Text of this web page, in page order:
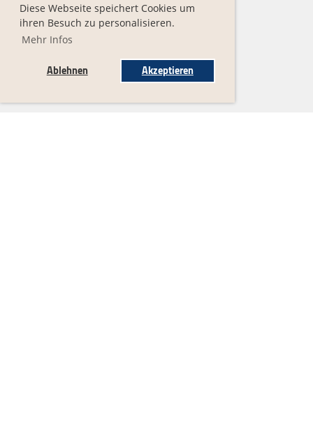
Diese Webseite speichert Cookies um
ihren Besuch zu personalisieren.
Mehr Infos
Ablehnen Akzeptieren